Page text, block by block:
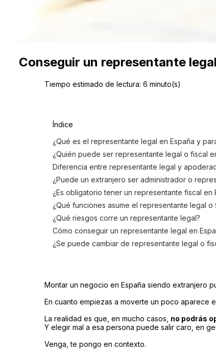
Conseguir un representante
Tiempo estimado de lectura: 6 minuto(s)
Índice
¿Qué es el representante legal en España y
¿Quién puede ser representante legal o fiscal
Diferencia entre representante legal y
¿Puede un extranjero ser administrador o
¿Es obligatorio tener un representante fiscal en
¿Qué funciones asume el representante legal o
¿Qué riesgos corre un representante legal?
Cómo conseguir un representante legal en
¿Se puede cambiar de representante legal o
Montar un negocio en España siendo extranjero
En cuanto empiezas a moverte un poco aparece
La realidad es que, en mucho casos, no podrás
Y elegir mal a esa persona puede salir caro, en
Venga, te pongo en contexto.